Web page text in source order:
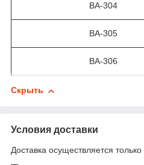
ВА-304
ВА-305
ВА-306
Скрыть
Условия доставки
Доставка осуществляется